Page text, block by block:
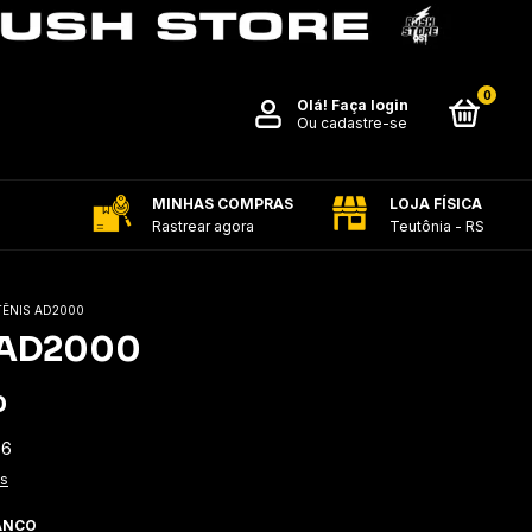
Olá! Faça login
Ou cadastre-se
0
MINHAS COMPRAS
Rastrear agora
LOJA FÍSICA
Teutônia - RS
AD2000